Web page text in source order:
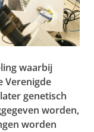
waarbij
Verenigde
genetisch
worden,
worden